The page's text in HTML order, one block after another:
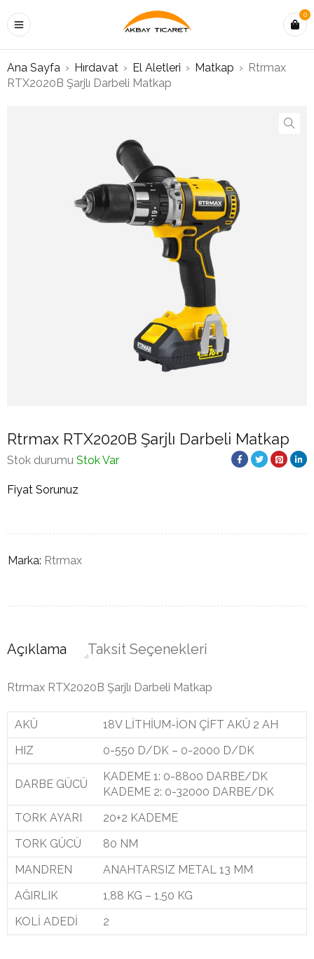
0
Ana Sayfa › Hırdavat › El Aletleri › Matkap › Rtrmax
RTX2020B Şarjlı Darbeli Matkap
Rtrmax RTX2020B Şarjlı Darbeli Matkap
Stok durumu Stok Var
Fiyat Sorunuz
Marka: Rtrmax
Açıklama Taksit Seçenekleri
Rtrmax RTX2020B Şarjlı Darbeli Matkap
AKÜ
18V LİTHİUM-İON ÇİFT AKÜ 2 AH
HIZ
0-550 D/DK – 0-2000 D/DK
DARBE GÜCÜ
KADEME 1: 0-8800 DARBE/DK
KADEME 2: 0-32000 DARBE/DK
TORK AYARI
20+2 KADEME
TORK GÜCÜ
80 NM
MANDREN
ANAHTARSIZ METAL 13 MM
AĞIRLIK
1,88 KG – 1,50 KG
KOLİ ADEDİ
2